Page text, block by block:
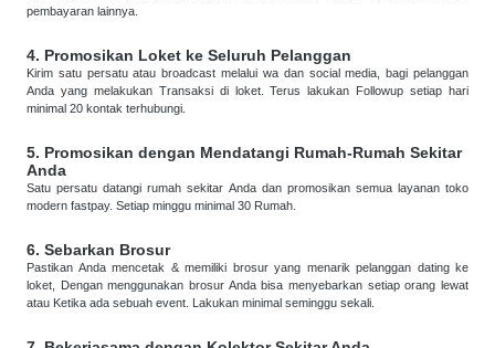
pembayaran lainnya.
4. Promosikan Loket ke Seluruh Pelanggan
Kirim satu persatu atau broadcast melalui wa dan social media, bagi pelanggan
Anda yang melakukan Transaksi di loket. Terus lakukan Followup setiap hari
minimal 20 kontak terhubungi.
5. Promosikan dengan Mendatangi Rumah-Rumah Sekitar
Anda
Satu persatu datangi rumah sekitar Anda dan promosikan semua layanan toko
modern fastpay. Setiap minggu minimal 30 Rumah.
6. Sebarkan Brosur
Pastikan Anda mencetak & memiliki brosur yang menarik pelanggan dating ke
loket, Dengan menggunakan brosur Anda bisa menyebarkan setiap orang lewat
atau Ketika ada sebuah event. Lakukan minimal seminggu sekali.